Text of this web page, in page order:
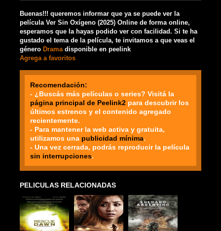
Buenas!!! queremos informar que ya se puede ver la
película Ver Sin Oxígeno (2025) Online de forma online,
esperamos que la hayas podido ver con facilidad. Si te ha
gustado el tema de la película, te invitamos a que veas el
género Drama disponible en peelink
Agrega a favoritos
Recomendación:
- ¿Buscás más películas o series? Visitá la
página principal de Peelink2 para descubrir los
últimos estrenos y el contenido agregado
recientemente.
- Para mantener la web activa y gratuita,
utilizamos una publicidad mínima.
- Una vez cerrada, podrás reproducir la película
sin interrupciones.
PELICULAS RELACIONADAS